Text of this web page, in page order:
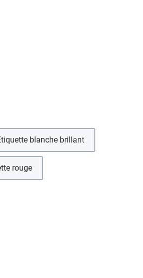
blanche brillant
rouge